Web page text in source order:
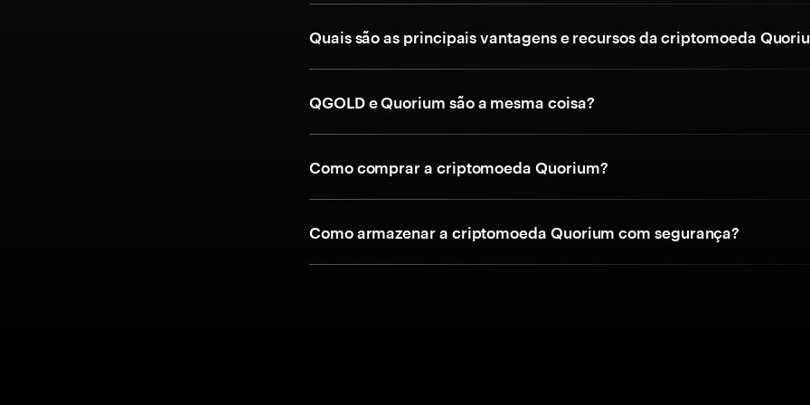
Quais são as principais vantagens e recursos da criptomoeda
QGOLD e Quorium são a mesma coisa?
Como comprar a criptomoeda Quorium?
Como armazenar a criptomoeda Quorium com segurança?